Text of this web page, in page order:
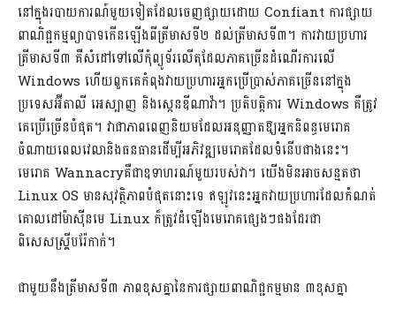
នៅក្នុងរបាយការណ៍មួយទៀតដែលចេញផ្សាយដោយ Confiant ការផ្សាយ
ពាណិជ្ជកម្មព្យាបាទកើនឡើងពីត្រីមាសទី២ ដល់ត្រីមាសទី៣។ ការវាយប្រហារ
ត្រីមាសទី៣ គឺសំដៅទៅលើកុំព្យូទ័រលើតុដែលភាគច្រើនដំណើរការលើ
Windows ហើយពួកគេកំពុងវាយប្រហារអ្នកប្រើប្រាស់ភាគច្រើននៅក្នុង
ប្រទេសអ៊ីតាលី អេស្បាញ និងស្កេនឌីណាវ៉ា។ ប្រតិបត្តិការ Windows គឺត្រូវ
គេប្រើច្រើនបំផុត។ វាជាភាពពេញនិយមដែលអនុញ្ញាតឱ្យអ្នកនិពន្ធមេរោគ
ចំណាយពេលវេលានិងធនធានដើម្បីអភិវឌ្ឍមេរោគដែលទំនើបជាងនេះ។
មេរោគ Wannacryគឺជាឧទាហរណ៍មួយរបស់វា។ យើងមិនអាចសន្មតថា
Linux OS មានសុវត្ថិភាពបំផុតនោះទេ ឥឡូវនេះអ្នកវាយប្រហារដែលកំណត់
គោលដៅម៉ាស៊ីនមេ Linux ក៏ត្រូវដំឡើងមេរោគផ្សេងៗផងដែរជា
ពិសេសស្គ្រីបរ៉ែកាក់។
ជាមួយនឹងត្រីមាសទី៣ ភាពខុសគ្នានៃការផ្សាយពាណិជ្ជកម្មមាន ៣ខុសគ្នា